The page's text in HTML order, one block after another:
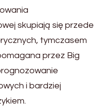
skupiają się przede
tymczasem
przez Big
i bardziej